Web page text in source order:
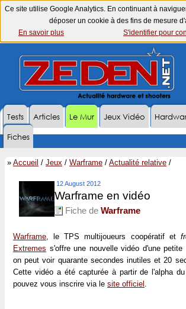
Ce site utilise Google Analytics. En continuant à
déposer un cookie à des fins de mesure
En savoir plus
S'identifier pour
Tests Articles Le Mur Jeux Vidéo
Fiches
» Accueil / Jeux / Warframe / Actualité relative /
12 August 2012
Warframe en vidéo
Fiche de Warframe
Warframe, le TPS multijoueurs coopératif et
Extremes s'offre une nouvelle vidéo d'une
on peut voir quarante secondes inutiles et 20
Cette vidéo a été capturée à partir de l'alpha
pouvez vous inscrire via le site officiel .